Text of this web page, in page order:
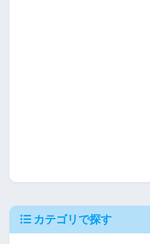
カテゴリで探す